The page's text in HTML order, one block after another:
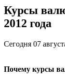
Курсы
2012 года
Сегодня 07
Почему курсы